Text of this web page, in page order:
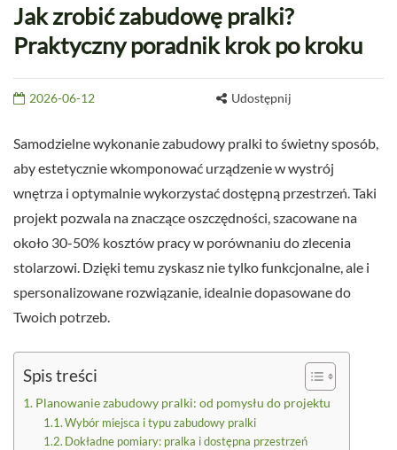
Jak zrobić zabudowę pralki?
Praktyczny poradnik krok po kroku
2026-06-12 Udostępnij
Samodzielne wykonanie zabudowy pralki to świetny sposób,
aby estetycznie wkomponować urządzenie w wystrój
wnętrza i optymalnie wykorzystać dostępną przestrzeń. Taki
projekt pozwala na znaczące oszczędności, szacowane na
około 30-50% kosztów pracy w porównaniu do zlecenia
stolarzowi. Dzięki temu zyskasz nie tylko funkcjonalne, ale i
spersonalizowane rozwiązanie, idealnie dopasowane do
Twoich potrzeb.
Spis treści
Planowanie zabudowy pralki: od pomysłu do projektu
Wybór miejsca i typu zabudowy pralki
Dokładne pomiary: pralka i dostępna przestrzeń